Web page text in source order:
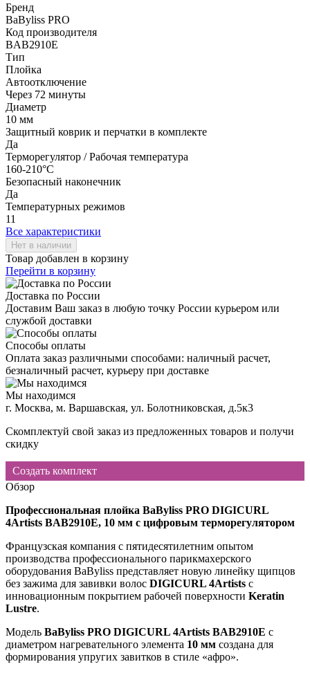
Бренд
BaByliss PRO
Код производителя
BAB2910E
Тип
Плойка
Автоотключение
Через 72 минуты
Диаметр
10 мм
Защитный коврик и перчатки в комплекте
Да
Терморегулятор / Рабочая температура
160-210°C
Безопасный наконечник
Да
Температурных режимов
11
Все характеристики
Товар добавлен в корзину
Перейти в корзину
Доставка по России
Доставим Ваш заказ в любую точку России курьером или
службой доставки
Способы оплаты
Оплата заказ различными способами: наличный расчет,
безналичный расчет, курьеру при доставке
Мы находимся
г. Москва, м. Варшавская, ул. Болотниковская, д.5к3
Скомплектуй свой заказ из предложенных товаров и получи
скидку
Создать комплект
Обзор
Профессиональная плойка BaByliss PRO DIGICURL
4Artists BAB2910E, 10 мм с цифровым терморегулятором
Французская компания с пятидесятилетним опытом
производства профессионального парикмахерского
оборудования BaByliss представляет новую линейку щипцов
без зажима для завивки волос DIGICURL 4Artists с
инновационным покрытием рабочей поверхности Keratin
Lustre.
Модель BaByliss PRO DIGICURL 4Artists BAB2910E с
диаметром нагревательного элемента 10 мм создана для
формирования упругих завитков в стиле «афро».